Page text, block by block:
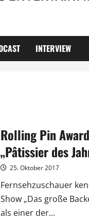
INTERVIEW
Rolling Pin
„Pâtissier des
25. Oktober 2017
Fernsehzuschauer
Show „Das große
als einer der...